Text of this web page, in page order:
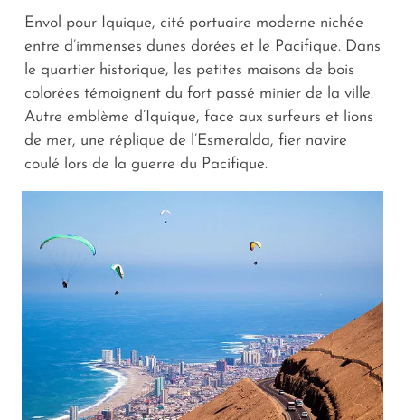
Envol pour Iquique, cité portuaire moderne nichée
entre d’immenses dunes dorées et le Pacifique. Dans
le quartier historique, les petites maisons de bois
colorées témoignent du fort passé minier de la ville.
Autre emblème d’Iquique, face aux surfeurs et lions
de mer, une réplique de l’Esmeralda, fier navire
coulé lors de la guerre du Pacifique.